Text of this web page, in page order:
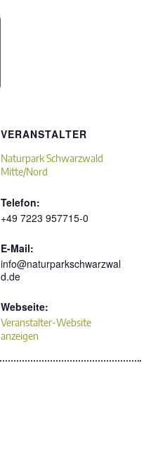
VERANSTALTER
Naturpark Schwarzwald
Mitte/Nord
Telefon:
+49 7223 957715-0
E-Mail:
info@naturparkschwarzwal
d.de
Webseite:
Veranstalter-Website
anzeigen